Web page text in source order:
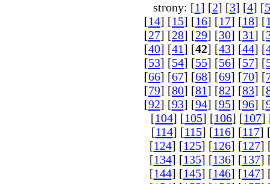
strony: [1] [2] [3] [4] [5
[14] [15] [16] [17] [18] [
[27] [28] [29] [30] [31] [
[40] [41] [42] [43] [44] [
[53] [54] [55] [56] [57] [
[66] [67] [68] [69] [70] [
[79] [80] [81] [82] [83] [
[92] [93] [94] [95] [96] [
[104] [105] [106] [107]
[114] [115] [116] [117]
[124] [125] [126] [127]
[134] [135] [136] [137]
[144] [145] [146] [147]